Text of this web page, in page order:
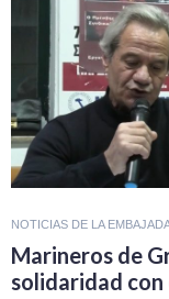
NOTICIAS DE LA
Marineros de
solidaridad con